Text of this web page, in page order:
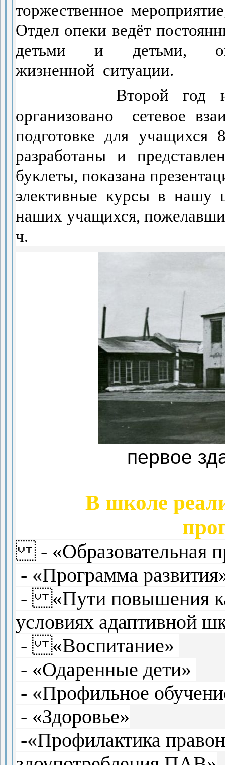
торжественное
Отдел опеки ведёт
детьми и детьми,
жизненной ситуации.
Второй год
организовано
сетевое
подготовке для
разработаны и
буклеты, показана
элективные курсы в нашу
наших учащихся,
ч.
первое
В школе
- «Образовательная
- «Программа
- «Пути повышения
условиях адаптивной
- «Воспитание»
- «Одаренные дети»
- «Профильное
- «Здоровье»
-«Профилактика